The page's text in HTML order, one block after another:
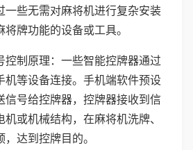
一些无需对麻将机进行复杂安装
牌功能的设备或工具。
控制原理：一些智能控牌器通过
机等设备连接。手机端软件预设
信号给控牌器，控牌器接收到信
或机械结构，在麻将机洗牌、
达到控牌目的。